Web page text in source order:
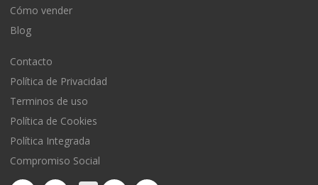
Cómo vender
Blog
Contacto
Política de Privacidad
Terminos de uso
Política de Cookies
Política Integrada
Compromiso Social